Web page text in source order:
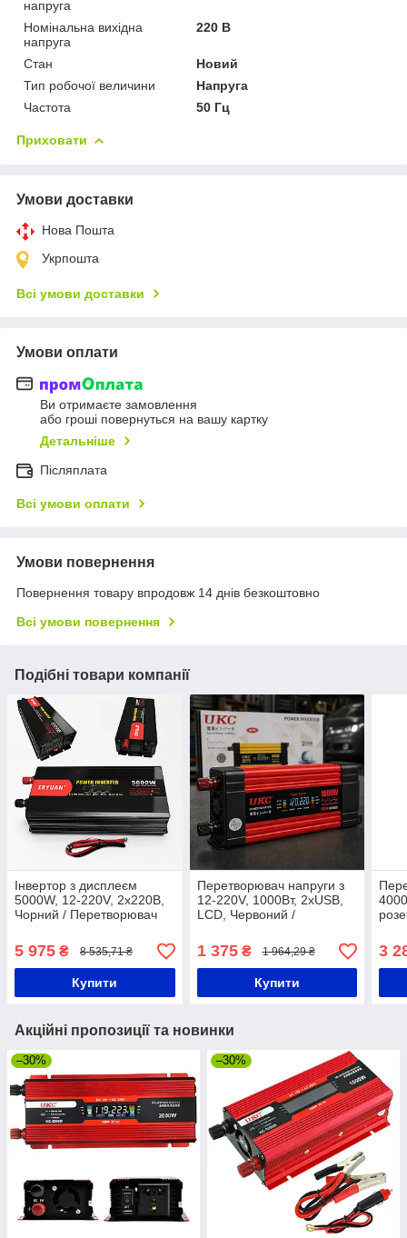
напруга
Номінальна вихідна
напруга
220 В
Стан
Новий
Тип робочої величини
Напруга
Частота
50 Гц
Приховати
Умови доставки
Нова Пошта
Укрпошта
Всі умови доставки
Умови оплати
Ви отримаєте замовлення
або гроші повернуться на вашу картку
Детальніше
Післяплата
Всі умови оплати
Умови повернення
Повернення товару впродовж 14 днів безкоштовно
Всі умови повернення
Подібні товари компанії
Інвертор з дисплеєм
5000W, 12-220V, 2х220В,
Чорний / Перетворювач
Автомобільний інвертор
5 975 ₴ 8 535,71 ₴
Купити
Перетворювач напруги з
12-220V, 1000Вт, 2хUSB,
LCD, Червоний /
Автоінвертор
1 375₴ 1 964,29 ₴
Купити
3
Акційні пропозиції та новинки
–30% –30%